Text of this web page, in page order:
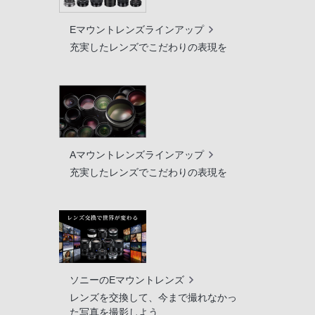
Eマウントレンズラインアップ
充実したレンズでこだわりの表現を
Aマウントレンズラインアップ
充実したレンズでこだわりの表現を
ソニーのEマウントレンズ
レンズを交換して、今まで撮れなかっ
た写真を撮影しよう